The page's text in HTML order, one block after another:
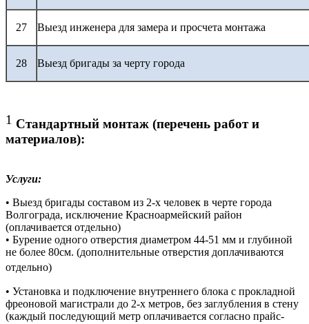
27 Выезд инженера для замера и просчета монтажа
28 Выезд бригады за черту города
1 Стандартный монтаж (перечень работ и
материалов):
Услуги:
• Выезд бригады составом из 2-х человек в черте города
Волгограда, исключение Красноармейский район
(оплачивается отдельно)
• Бурение одного отверстия диаметром 44-51 мм и глубиной
не более 80см. (дополнительные отверстия доплачиваются
отдельно)
• Установка и подключение внутреннего блока с прокладной
фреоновой магистрали до 2-х метров, без заглубления в стену
(каждый последующий метр оплачивается согласно прайс-